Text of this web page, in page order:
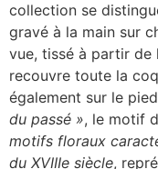
collection se
gravé à la main sur
vue, tissé à partir de
recouvre toute la
également sur le
du passé », le motif
motifs floraux
du XVIIIe siècle,